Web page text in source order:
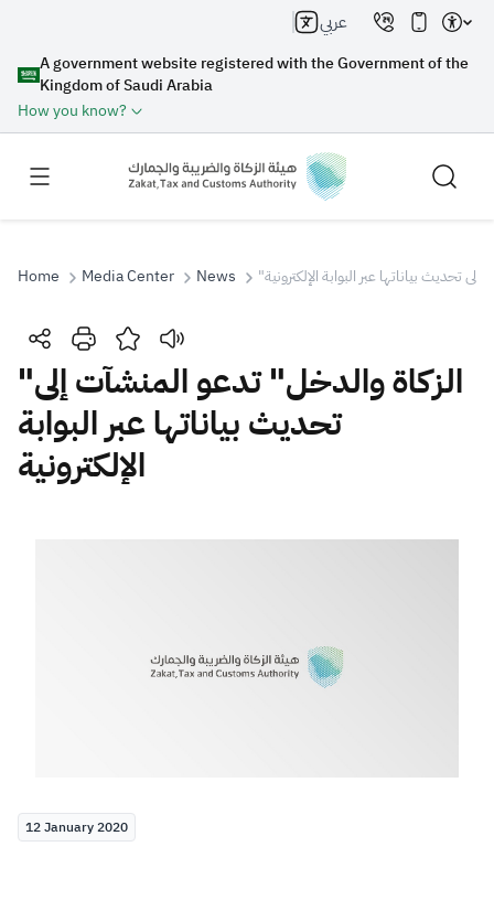
A government website registered with the Government of the
Kingdom of Saudi Arabia
How you know?
عربي
Search
Search Search AI
Suggestions
Customs VAT
Tax Declaration
Home Media Center News تحديث بياناتها عبر البوابة الإلكترونية
"الزكاة والدخل" تدعو المنشآت إلى
تحديث بياناتها عبر البوابة
الإلكترونية
12 January 2020